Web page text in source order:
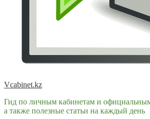
Vcabinet.kz
Гид по личным кабинетам и официальным
а также полезные статьи на каждый день